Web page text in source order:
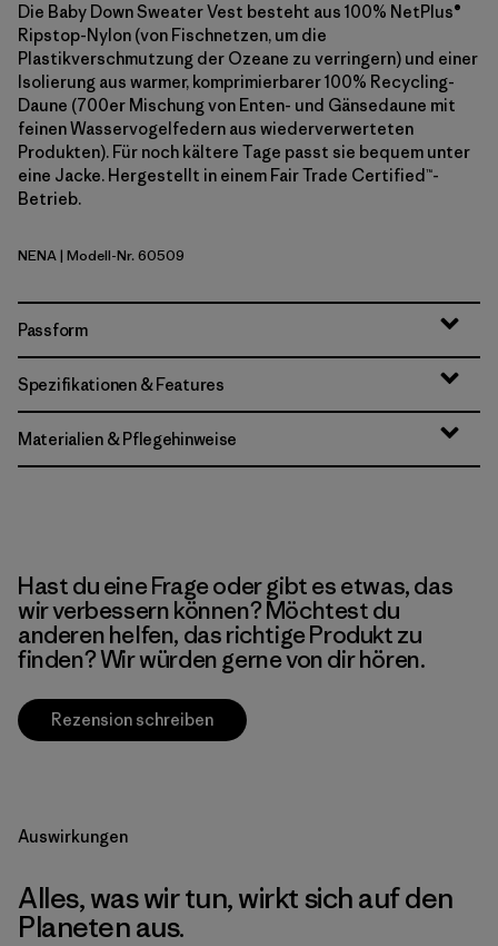
Die Baby Down Sweater Vest besteht aus 100% NetPlus®
Ripstop-Nylon (von Fischnetzen, um die
Plastikverschmutzung der Ozeane zu verringern) und einer
Isolierung aus warmer, komprimierbarer 100% Recycling-
Daune (700er Mischung von Enten- und Gänsedaune mit
feinen Wasservogelfedern aus wiederverwerteten
Produkten). Für noch kältere Tage passt sie bequem unter
eine Jacke. Hergestellt in einem Fair Trade Certified™-
Betrieb.
New Navy
NENA| Modell-Nr. 60509
Passform
Spezifikationen & Features
Materialien & Pflegehinweise
Hast du eine Frage oder gibt es etwas, das
wir verbessern können? Möchtest du
anderen helfen, das richtige Produkt zu
finden? Wir würden gerne von dir hören.
Rezension schreiben
Auswirkungen
Alles, was wir tun, wirkt sich auf den
Planeten aus.